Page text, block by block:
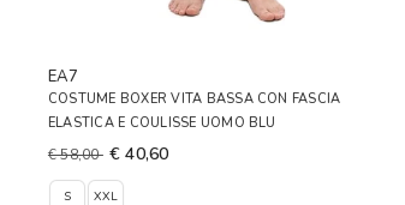
EA7
COSTUME BOXER VITA BASSA CON FASCIA
ELASTICA E COULISSE UOMO BLU
€ 58,00 € 40,60
S XXL